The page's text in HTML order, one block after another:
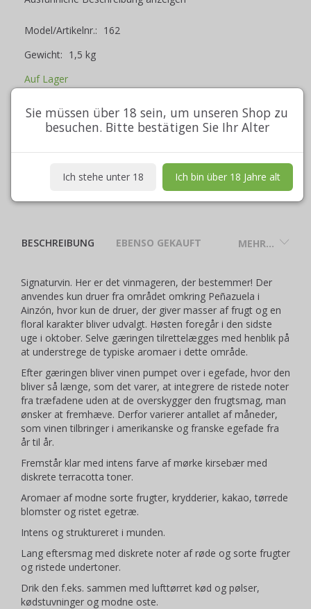
Model/Artikelnr.: 162
Gewicht: 1,5 kg
Auf Lager
In den Warenkorb
MEHR...
BESCHREIBUNG EBENSO GEKAUFT
Signaturvin. Her er det vinmageren, der bestemmer! Der
anvendes kun druer fra området omkring Peñazuela i
Ainzón, hvor kun de druer, der giver masser af frugt og en
floral karakter bliver udvalgt. Høsten foregår i den sidste
uge i oktober. Selve gæringen tilrettelægges med henblik på
at understrege de typiske aromaer i dette område.
Efter gæringen bliver vinen pumpet over i egefade, hvor den
bliver så længe, som det varer, at integrere de ristede noter
fra træfadene uden at de overskygger den frugtsmag, man
ønsker at fremhæve. Derfor varierer antallet af måneder,
som vinen tilbringer i amerikanske og franske egefade fra
år til år.
Fremstår klar med intens farve af mørke kirsebær med
diskrete terracotta toner.
Aromaer af modne sorte frugter, krydderier, kakao, tørrede
blomster og ristet egetræ.
Intens og struktureret i munden.
Lang eftersmag med diskrete noter af røde og sorte frugter
og ristede undertoner.
Drik den f.eks. sammen med lufttørret kød og pølser,
kødstuvninger og modne oste.
Sie müssen über 18 sein, um unseren Shop zu
besuchen. Bitte bestätigen Sie Ihr Alter
Ich stehe unter 18 Ich bin über 18 Jahre alt